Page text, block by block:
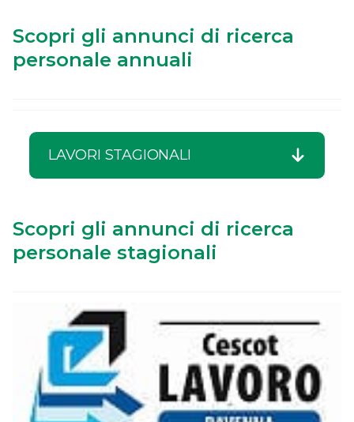
Scopri gli annunci di ricerca
personale annuali
LAVORI STAGIONALI
Scopri gli annunci di ricerca
personale stagionali